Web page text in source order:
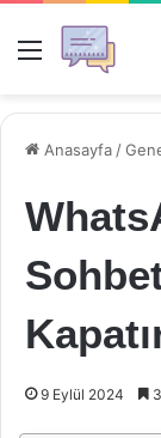
Menü
Anasayfa /
9 Eylül 2024